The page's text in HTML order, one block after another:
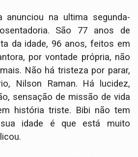
anunciou na ultima segunda-
São 77 anos de
da idade, 96 anos, feitos em
por vontade própria, não
Não há tristeza por parar,
Nilson Raman. Há lucidez,
sensação de missão de vida
história triste. Bibi não tem
sua idade é que está muito